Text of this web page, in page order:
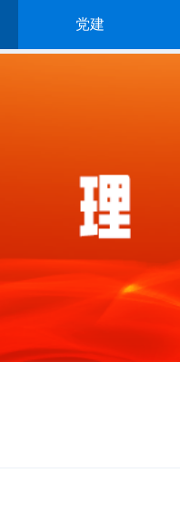
党建